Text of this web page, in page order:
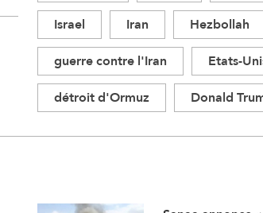
Israel
Iran
Hezbollah
guerre contre l'Iran
Etats-
détroit d'Ormuz
Donald